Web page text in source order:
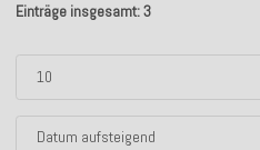
Einträge insgesamt: 3